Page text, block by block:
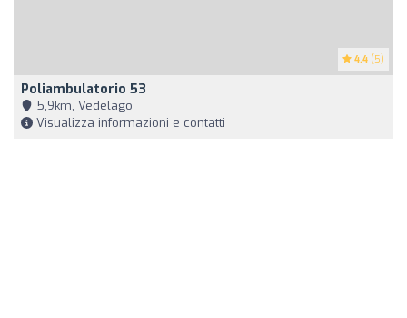
4.4 (5)
Poliambulatorio 53
5,9km, Vedelago
Visualizza informazioni e contatti